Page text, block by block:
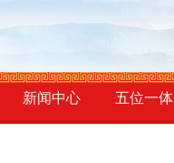
新闻中心 五位一体